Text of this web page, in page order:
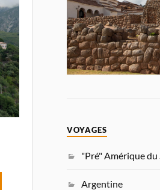
VOYAGES
"Pré" Amérique du
Argentine